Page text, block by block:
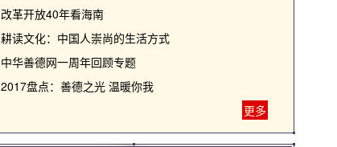
改革开放40年看海南
耕读文化：中国人崇尚的生活方式
中华善德网一周年回顾专题
2017盘点：善德之光 温暖你我
更多